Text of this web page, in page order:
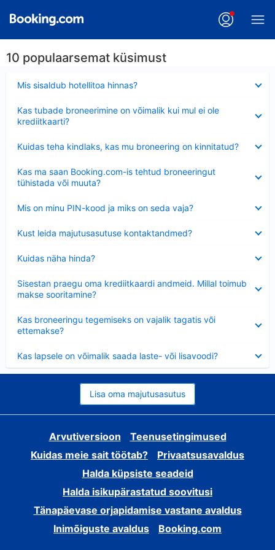
10 populaarsemat küsimust
Mis sisaldub hotellitoa hinnas?
Kas tubade broneerimine on võimalik kui mul ei ole
krediitkaarti?
Kuidas teha kindlaks, kas mu broneering on kinnitatud?
Kas ma saan Booking.com-is tehtud broneeringut
tühistada või muuta?
Mis on minu PIN-kood ja miks on seda vaja?
Kust leida majutusasutuse kontaktandmed?
Kuidas näha hinda?
Sisestan praegu oma krediitkaardi andmeid. Millal toimub
makse sooritamine?
Kas broneeringu tegemiseks on vajalik tagatis või
ettemakse?
Kas lapsele on võimalik saada laste- või lisavoodi?
Lisa oma majutusasutus
Arvutiversioon
Teenusetingimused
Kuidas meie sait töötab?
Privaatsusavaldus
Halda küpsiste seadeid
Halda isikupärastatud soovitusi
Tänapäevase orjapidamise vastane avaldus
Inimõiguste avaldus
Booking.com